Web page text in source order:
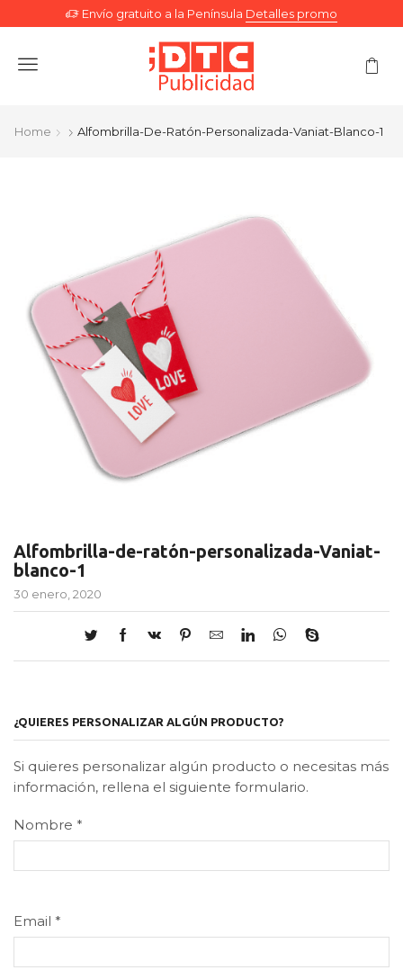
Envío gratuito a la Península Detalles promo
Menu
Home Alfombrilla-De-Ratón-Personalizada-Vaniat-Blanco-1
Alfombrilla-de-ratón-personalizada-Vaniat-
blanco-1
30 enero, 2020
¿QUIERES PERSONALIZAR ALGÚN PRODUCTO?
Si quieres personalizar algún producto o necesitas más
información, rellena el siguiente formulario.
Nombre *
Email *